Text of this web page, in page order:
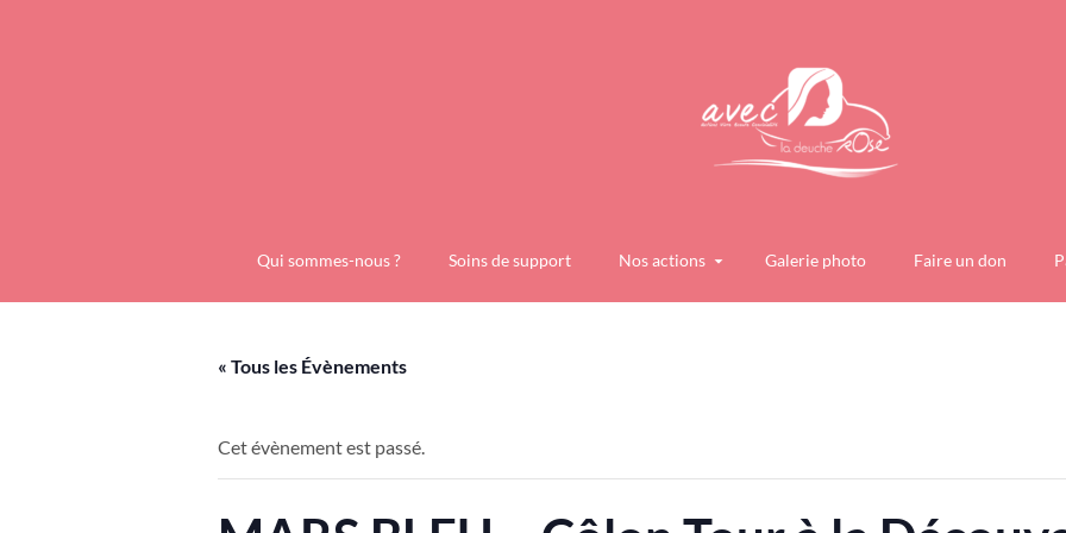
Qui sommes-nous ? Soins de support Nos actions Galerie photo Faire un don
« Tous les Évènements
Cet évènement est passé.